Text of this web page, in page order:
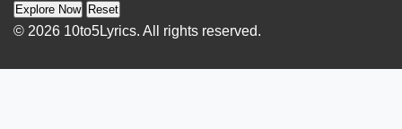
Explore Now Reset
© 2026 10to5Lyrics. All rights reserved.